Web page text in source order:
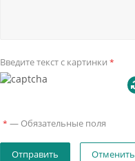
Введите текст с картинки *
* — Обязательные поля
Отменить